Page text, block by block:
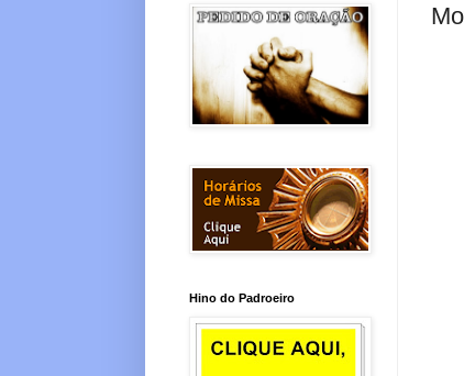
Hino do Padroeiro